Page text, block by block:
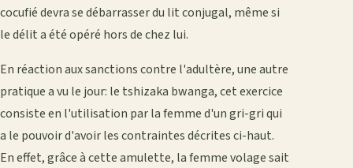
cocufié devra se débarrasser du lit conjugal, même si
le délit a été opéré hors de chez lui.
En réaction aux sanctions contre l'adultère, une autre
pratique a vu le jour: le tshizaka bwanga, cet exercice
consiste en l'utilisation par la femme d'un gri-gri qui
a le pouvoir d'avoir les contraintes décrites ci-haut.
En effet, grâce à cette amulette, la femme volage sait